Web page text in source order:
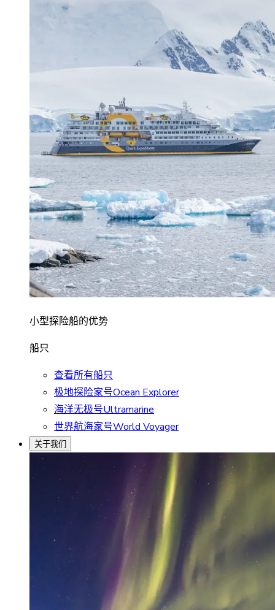
小型探险船的优势
船只
查看所有船只
极地探险家号Ocean Explorer
海洋无极号Ultramarine
世界航海家号World Voyager
关于我们